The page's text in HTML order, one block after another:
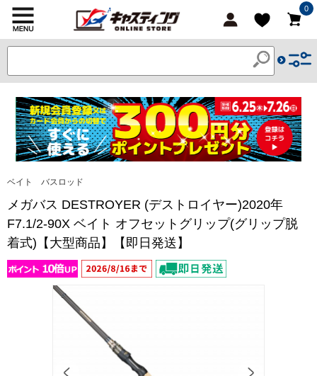
0
ベイト バスロッド
メガバス DESTROYER (デストロイヤー)2020年
F7.1/2-90X ベイト オフセットグリップ(グリップ脱
着式)【大型商品】【即日発送】